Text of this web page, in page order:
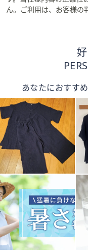
ん。ご利用は、お客様の
あなたにおすす